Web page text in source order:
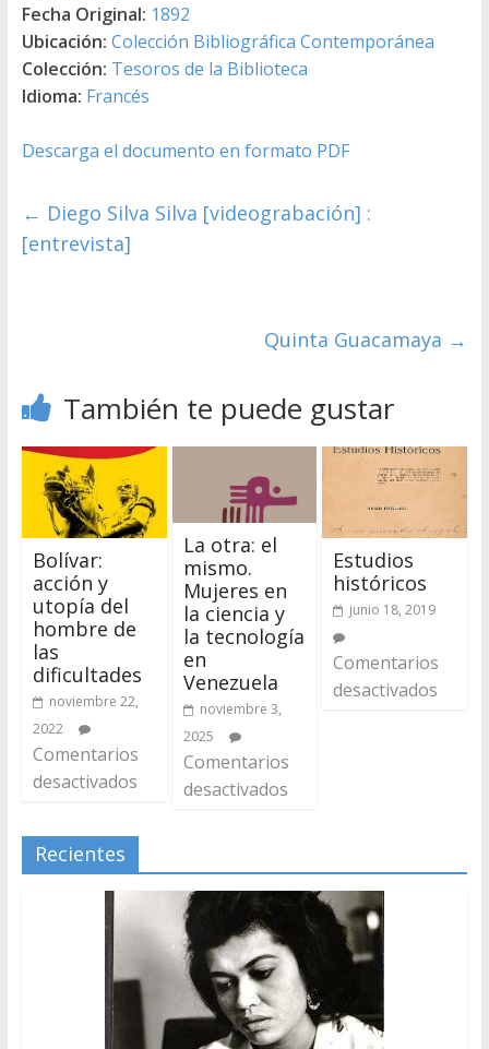
Fecha Original: 1892
Ubicación: Colección Bibliográfica Contemporánea
Colección: Tesoros de la Biblioteca
Idioma: Francés
Descarga el documento en formato PDF
← Diego Silva Silva [videograbación] :
[entrevista]
Quinta Guacamaya →
También te puede gustar
Bolívar:
acción y
utopía del
hombre de
las
dificultades
noviembre 22,
2022
Comentarios
desactivados
La otra: el
mismo.
Mujeres en
la ciencia y
la tecnología
en
Venezuela
noviembre 3,
2025
Comentarios
desactivados
Estudios
históricos
junio 18, 2019
Comentarios
desactivados
Recientes